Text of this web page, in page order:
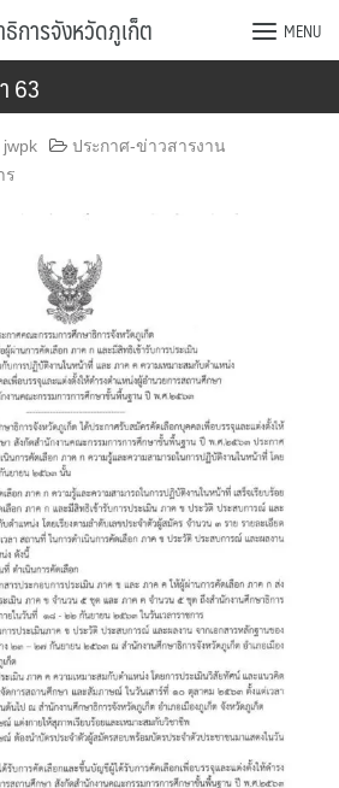
การจังหวัดภูเก็ต MENU
63
jwpk
ประกาศ-ข่าวสารงาน
ร